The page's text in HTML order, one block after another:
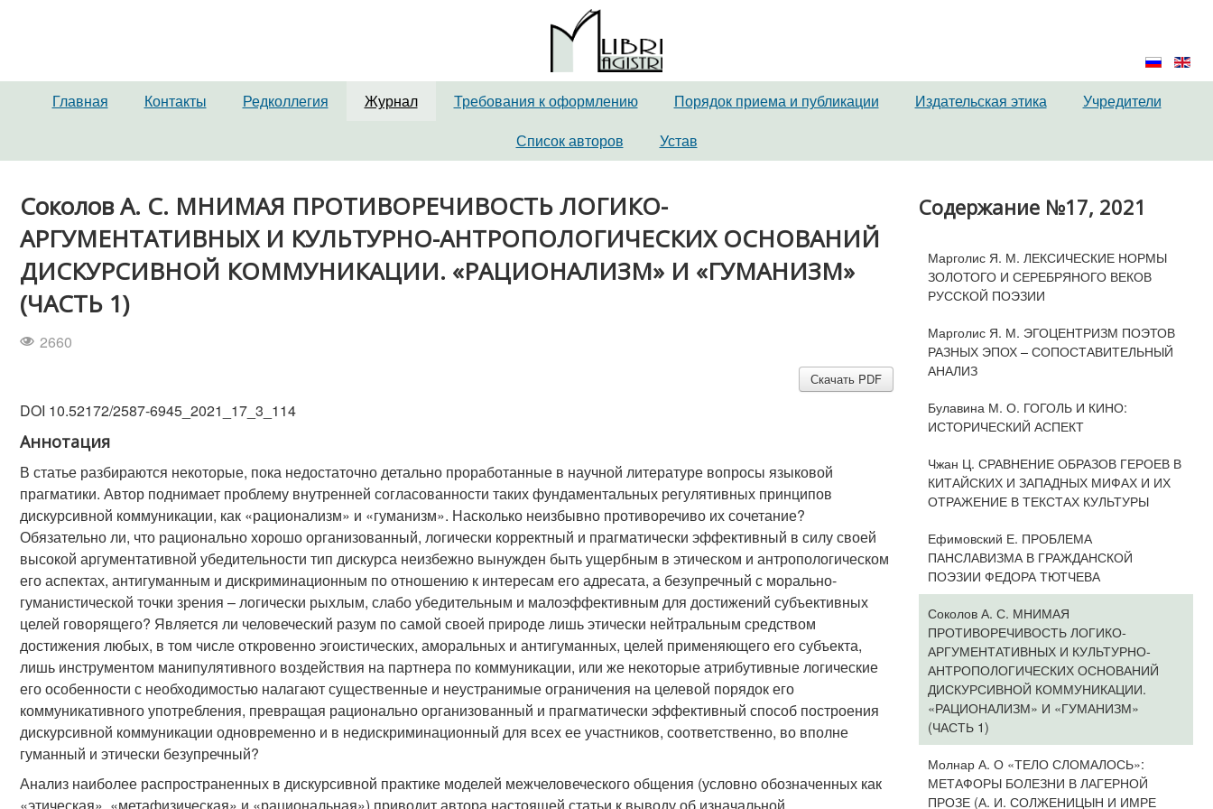
Главная Контакты Редколлегия Журнал Требования к оформлению Порядок приема и публикации Издательская этика
Учредители
Список авторов
Устав
Соколов А. С. МНИМАЯ ПРОТИВОРЕЧИВОСТЬ ЛОГИКО-
АРГУМЕНТАТИВНЫХ И КУЛЬТУРНО-АНТРОПОЛОГИЧЕСКИХ ОСНОВАНИЙ
ДИСКУРСИВНОЙ КОММУНИКАЦИИ. «РАЦИОНАЛИЗМ» И «ГУМАНИЗМ»
(ЧАСТЬ 1)
2660
Скачать PDF
DOI 10.52172/2587-6945_2021_17_3_114
Аннотация
В статье разбираются некоторые, пока недостаточно детально проработанные в научной литературе вопросы языковой
прагматики. Автор поднимает проблему внутренней согласованности таких фундаментальных регулятивных принципов
дискурсивной коммуникации, как «рационализм» и «гуманизм». Насколько неизбывно противоречиво их сочетание?
Обязательно ли, что рационально хорошо организованный, логически корректный и прагматически эффективный в силу своей
высокой аргументативной убедительности тип дискурса неизбежно вынужден быть ущербным в этическом и антропологическом
его аспектах, антигуманным и дискриминационным по отношению к интересам его адресата, а безупречный с морально-
гуманистической точки зрения – логически рыхлым, слабо убедительным и малоэффективным для достижений субъективных
целей говорящего? Является ли человеческий разум по самой своей природе лишь этически нейтральным средством
достижения любых, в том числе откровенно эгоистических, аморальных и антигуманных, целей применяющего его субъекта,
лишь инструментом манипулятивного воздействия на партнера по коммуникации, или же некоторые атрибутивные логические
его особенности с необходимостью налагают существенные и неустранимые ограничения на целевой порядок его
коммуникативного употребления, превращая рационально организованный и прагматически эффективный способ построения
дискурсивной коммуникации одновременно и в недискриминационный для всех ее участников, соответственно, во вполне
гуманный и этически безупречный?
Анализ наиболее распространенных в дискурсивной практике моделей межчеловеческого общения (условно обозначенных как
Содержание №17, 2021
Марголис Я. М. ЛЕКСИЧЕСКИЕ НОРМЫ
ЗОЛОТОГО И СЕРЕБРЯНОГО ВЕКОВ
РУССКОЙ ПОЭЗИИ
Марголис Я. М. ЭГОЦЕНТРИЗМ ПОЭТОВ
РАЗНЫХ ЭПОХ – СОПОСТАВИТЕЛЬНЫЙ
АНАЛИЗ
Булавина М. О. ГОГОЛЬ И КИНО:
ИСТОРИЧЕСКИЙ АСПЕКТ
Чжан Ц. СРАВНЕНИЕ ОБРАЗОВ ГЕРОЕВ В
КИТАЙСКИХ И ЗАПАДНЫХ МИФАХ И ИХ
ОТРАЖЕНИЕ В ТЕКСТАХ КУЛЬТУРЫ
Ефимовский Е. ПРОБЛЕМА
ПАНСЛАВИЗМА В ГРАЖДАНСКОЙ
ПОЭЗИИ ФЕДОРА ТЮТЧЕВА
Соколов А. С. МНИМАЯ
ПРОТИВОРЕЧИВОСТЬ ЛОГИКО-
АРГУМЕНТАТИВНЫХ И КУЛЬТУРНО-
АНТРОПОЛОГИЧЕСКИХ ОСНОВАНИЙ
ДИСКУРСИВНОЙ КОММУНИКАЦИИ.
«РАЦИОНАЛИЗМ» И «ГУМАНИЗМ»
(ЧАСТЬ 1)
Молнар А. О «ТЕЛО СЛОМАЛОСЬ»:
МЕТАФОРЫ БОЛЕЗНИ В ЛАГЕРНОЙ
ПРОЗЕ (А. И. СОЛЖЕНИЦЫН И ИМРЕ